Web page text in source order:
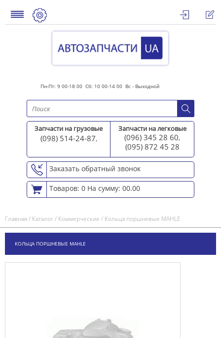
Пн-Пт: 9 00-18 00 Сб: 10 00-14 00 Вс - Выходной
Запчасти на грузовые
(098) 514-24-87,
Запчасти на легковые
(096) 345 28 60,
(095) 872 45 28
Заказать обратный звонок
Товаров: 0 На сумму: 00.00
Главная/ Каталог/ Коммерческие / Кольца поршневые MAHLE
КОЛЬЦА ПОРШНЕВЫЕ MAHLE